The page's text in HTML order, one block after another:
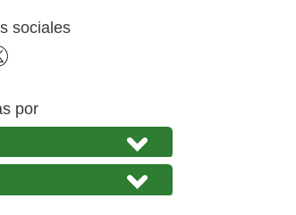
sociales
por